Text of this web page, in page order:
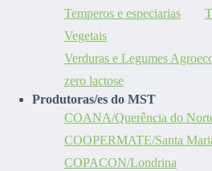
Temperos e especiarias
Vegetais
Verduras e Legumes
zero lactose
Produtoras/es do MST
COANA/Querência do
COOPERMATE/Santa
COPACON/Londrina